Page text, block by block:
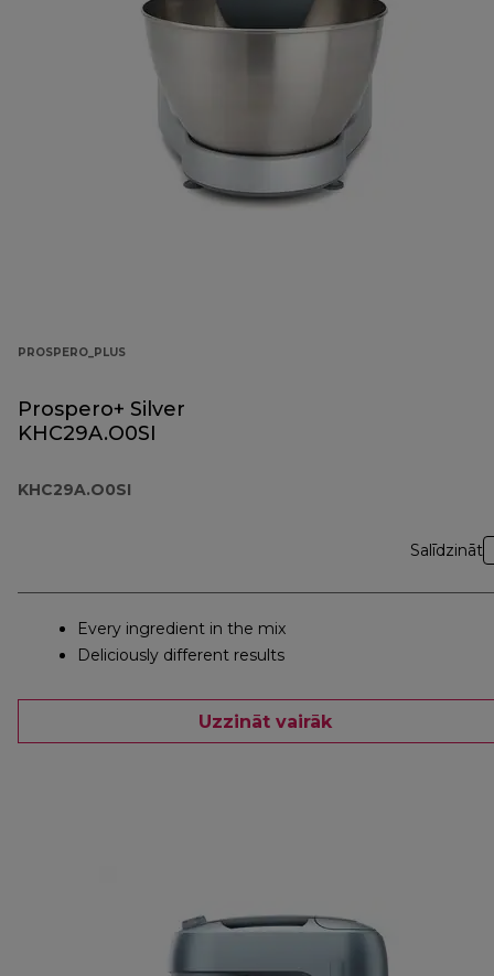
PROSPERO_PLUS
Prospero+ Silver
KHC29A.O0SI
KHC29A.O0SI
Salīdzināt
Every ingredient in the mix
Deliciously different results
Uzzināt vairāk